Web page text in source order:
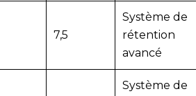
7,5
Système de
rétention
avancé
Système de